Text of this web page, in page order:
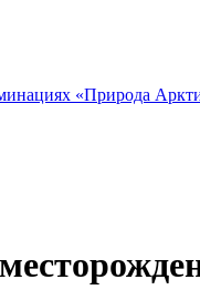
«Природа